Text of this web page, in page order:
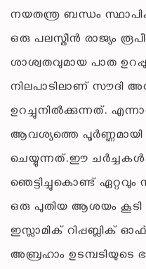
നയതന്ത്ര ബന്ധം
ഒരു പലസ്തീൻ രാജ്യം
ശാശ്വതവുമായ പാത
നിലപാടിലാണ് സൗദി
ഉറച്ചുനിൽക്കുന്നത്.
ആവശ്യത്തെ
ചെയ്യുന്നത്.ഈ
ഞെട്ടിച്ചുകൊണ്ട് ഏറ്റവും
ഒരു പുതിയ ആശയം കൂടി
ഇസ്ലാമിക് റിപ്പബ്ലിക്
അബ്രഹാം ഉടമ്പടിയുടെ